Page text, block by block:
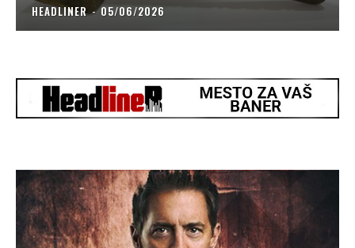
HEADLINER - 05/06/2026